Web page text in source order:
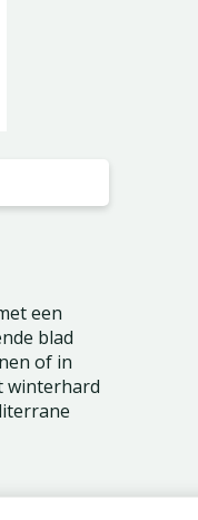
een
blad
of in
winterhard